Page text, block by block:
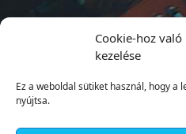
Cookie-hoz
kezelése
Ez a weboldal sütiket használ, hogy
nyújtsa.